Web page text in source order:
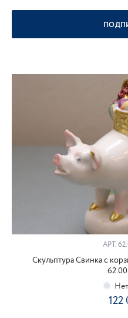
АРТ.
Скульптура Свинка с
122